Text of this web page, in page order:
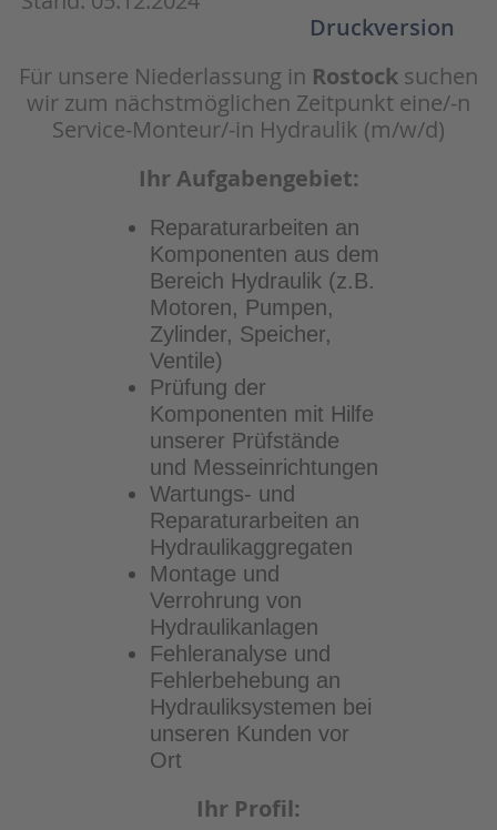
Druckversion
Für unsere Niederlassung in Rostock suchen
wir zum nächstmöglichen Zeitpunkt eine/-n
Service-Monteur/-in Hydraulik (m/w/d)
Ihr Aufgabengebiet:
Reparaturarbeiten an
Komponenten aus dem
Bereich Hydraulik (z.B.
Motoren, Pumpen,
Zylinder, Speicher,
Ventile)
Prüfung der
Komponenten mit Hilfe
unserer Prüfstände
und Messeinrichtungen
Wartungs- und
Reparaturarbeiten an
Hydraulikaggregaten
Montage und
Verrohrung von
Hydraulikanlagen
Fehleranalyse und
Fehlerbehebung an
Hydrauliksystemen bei
unseren Kunden vor
Ort
Ihr Profil: